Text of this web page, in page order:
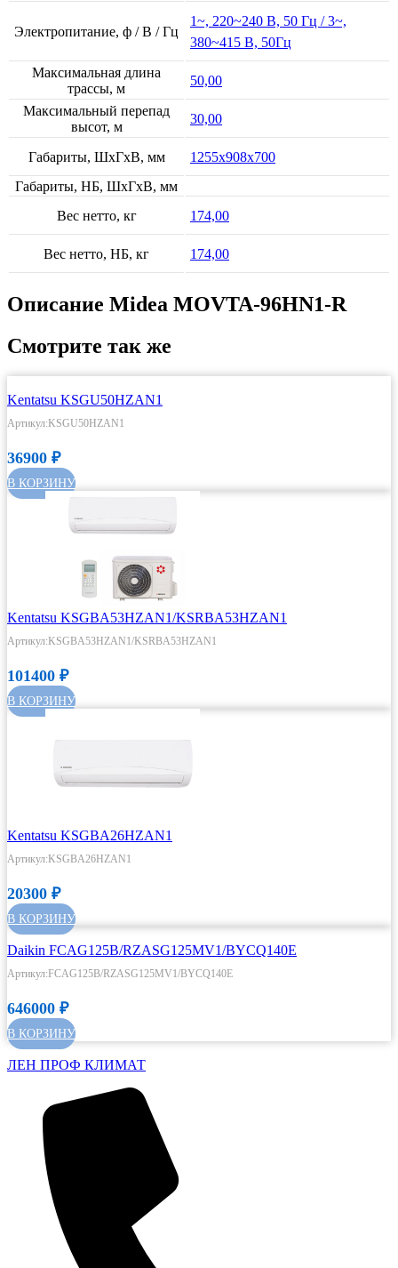
Электропитание, ф / В / Гц
1~, 220~240 В, 50 Гц / 3~,
380~415 В, 50Гц
Максимальная длина
трассы, м
50,00
Максимальный перепад
высот, м
30,00
Габариты, ШхГхВ, мм
1255х908х700
Габариты, НБ, ШхГхВ, мм
Вес нетто, кг
174,00
Вес нетто, НБ, кг 174,00
Описание Midea MOVTA-96HN1-R
Смотрите так же
Kentatsu KSGU50HZAN1
Артикул:KSGU50HZAN1
36900 ₽
В КОРЗИНУ
Kentatsu KSGBA53HZAN1/KSRBA53HZAN1
Артикул:KSGBA53HZAN1/KSRBA53HZAN1
101400 ₽
В КОРЗИНУ
Kentatsu KSGBA26HZAN1
Артикул:KSGBA26HZAN1
20300 ₽
В КОРЗИНУ
Daikin FCAG125B/RZASG125MV1/BYCQ140E
Артикул:FCAG125B/RZASG125MV1/BYCQ140E
646000 ₽
В КОРЗИНУ
ЛЕН ПРОФ КЛИМАТ